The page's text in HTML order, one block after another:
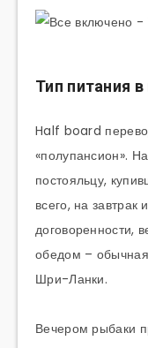
Тип питания
Half board
«полупансион».
постояльцу,
всего, на
договоренности,
обедом – обычная
Шри-Ланки.
Вечером рыбаки